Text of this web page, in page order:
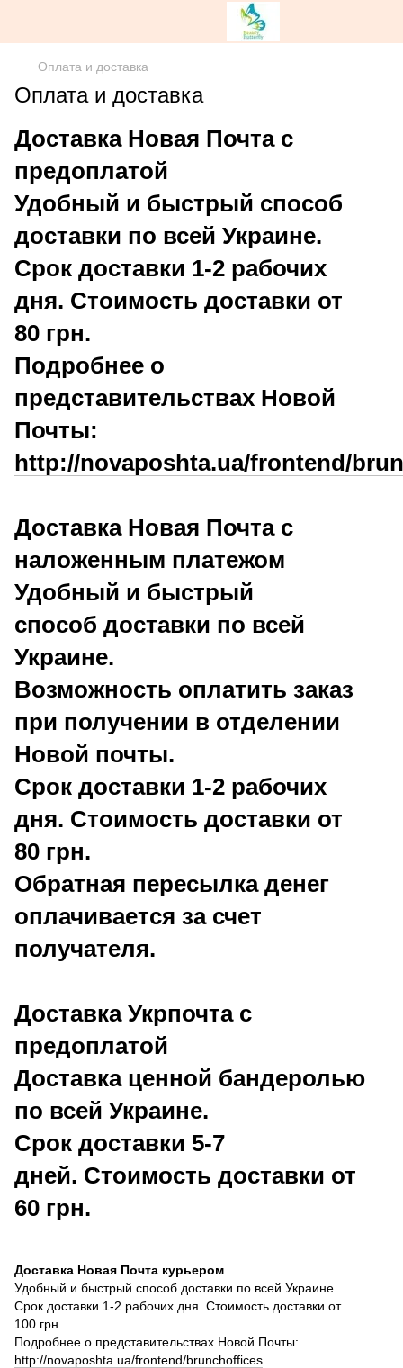
Оплата и доставка
Оплата и доставка
Доставка Новая Почта c
предоплатой
Удобный и быстрый способ
доставки по всей Украине.
Срок доставки 1-2 рабочих
дня. Стоимость доставки от
80 грн.
Подробнее о
представительствах Новой
Почты:
http://novaposhta.ua/frontend/
Доставка Новая Почта c
наложенным платежом
Удобный и быстрый
способ доставки по всей
Украине.
Возможность оплатить заказ
при получении в отделении
Новой почты.
Срок доставки 1-2 рабочих
дня. Стоимость доставки от
80 грн.
Обратная пересылка денег
оплачивается за счет
получателя.
Доставка Укрпочта c
предоплатой
Доставка ценной бандеролью
по всей Украине.
Срок доставки 5-7
дней. Стоимость доставки от
60 грн.
Доставка Новая Почта курьером
Удобный и быстрый способ доставки по всей Украине.
Срок доставки 1-2 рабочих дня. Стоимость доставки от
100 грн.
Подробнее о представительствах Новой Почты:
http://novaposhta.ua/frontend/brunchoffices